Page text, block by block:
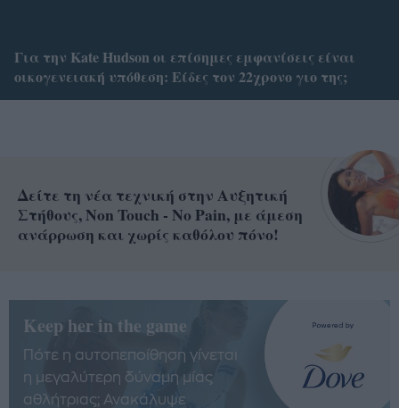
Για την Kate Hudson οι επίσημες εμφανίσεις είναι
οικογενειακή υπόθεση: Είδες τον 22χρονο γιο της;
Δείτε τη νέα τεχνική στην Αυξητική
Στήθους, Non Touch - No Pain, με άμεση
ανάρρωση και χωρίς καθόλου πόνο!
Keep her in the game
Πότε η αυτοπεποίθηση γίνεται
η μεγαλύτερη δύναμη μίας
αθλήτριας; Ανακάλυψε